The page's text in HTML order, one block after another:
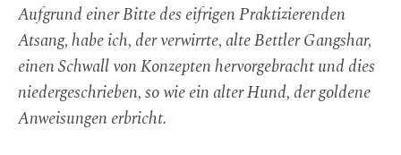
Aufgrund einer Bitte des eifrigen Praktizierenden
Atsang, habe ich, der verwirrte, alte Bettler Gangshar,
einen Schwall von Konzepten hervorgebracht und dies
niedergeschrieben, so wie ein alter Hund, der goldene
Anweisungen erbricht.